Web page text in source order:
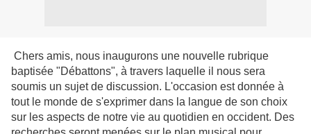
Chers amis, nous inaugurons une nouvelle rubrique
baptisée "Débattons", à travers laquelle il nous sera
soumis un sujet de discussion. L'occasion est donnée à
tout le monde de s'exprimer dans la langue de son choix
sur les aspects de notre vie au quotidien en occident. Des